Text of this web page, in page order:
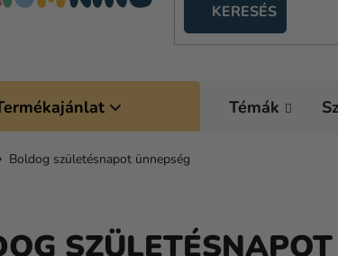
KERESÉS
Témák
Boldog születésnapot ünnepség